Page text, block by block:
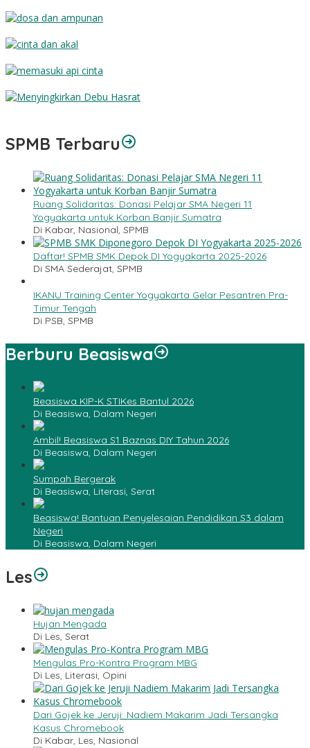
SPMB Terbaru
Ruang Solidaritas: Donasi Pelajar SMA Negeri 11
Yogyakarta untuk Korban Banjir Sumatra
Di Kabar, Nasional, SPMB
Daftar! SPMB SMK Depok DI Yogyakarta 2025-2026
Di SMA Sederajat, SPMB
IKANU Training Center Yogyakarta Gelar Pesantren Pra-
Timur Tengah
Di PSB, SPMB
Berburu Beasiswa
Beasiswa KIP-K STIKes Bantul 2026
Di Beasiswa, Dalam Negeri
Ambil! Beasiswa S1 Baznas DIY Tahun 2026
Di Beasiswa, Dalam Negeri
Sumpah Bergerak
Di Beasiswa, Literasi, Serat
Beasiswa! Bantuan Penyelesaian Pendidikan S3 dalam
Negeri
Di Beasiswa, Dalam Negeri
Les
Hujan Mengada
Di Les, Serat
Mengulas Pro-Kontra Program MBG
Di Les, Literasi, Opini
Dari Gojek ke Jeruji: Nadiem Makarim Jadi Tersangka
Kasus Chromebook
Di Kabar, Les, Nasional